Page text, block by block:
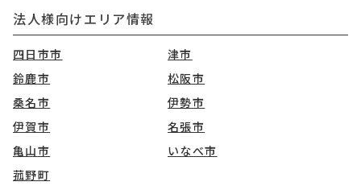
法人様向けエリア情報
四日市市
津市
鈴鹿市
松阪市
桑名市
伊勢市
伊賀市
名張市
亀山市
いなべ市
菰野町